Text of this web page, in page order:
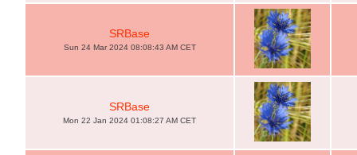
SRBase
Sun 24 Mar 2024 08:08:43 AM CET
SRBase
Mon 22 Jan 2024 01:08:27 AM CET